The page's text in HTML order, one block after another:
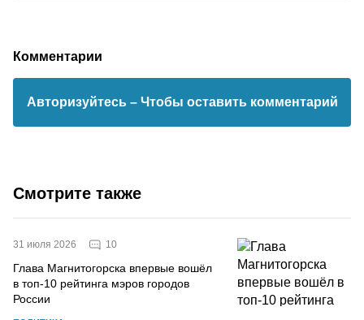
Комментарии
Авторизуйтесь – Чтобы оставить комментарий
Смотрите также
31 июля 2026 10
Глава Магнитогорска впервые вошёл
в топ-10 рейтинга мэров городов
России